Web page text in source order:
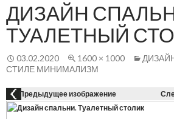
ДИЗАЙН
ТУАЛЕТНЫЙ
03.02.2020 1600 × 1000
СТИЛЕ МИНИМАЛИЗМ
Предыдущее изображение